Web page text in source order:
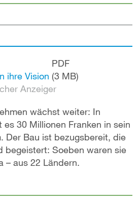
ihre Vision
PDF
(3 MB)
Anzeiger
wächst weiter: In
30 Millionen Franken in sein
Der Bau ist bezugsbereit, die
begeistert: Soeben waren sie
– aus 22 Ländern.